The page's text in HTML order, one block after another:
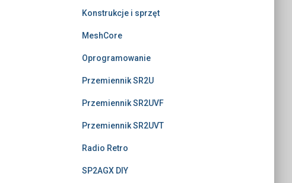
Konstrukcje i sprzęt
MeshCore
Oprogramowanie
Przemiennik SR2U
Przemiennik SR2UVF
Przemiennik SR2UVT
Radio Retro
SP2AGX DIY